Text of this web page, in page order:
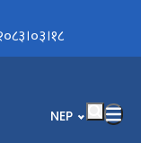
भाषा चयन गर्नुहोस्
NEP